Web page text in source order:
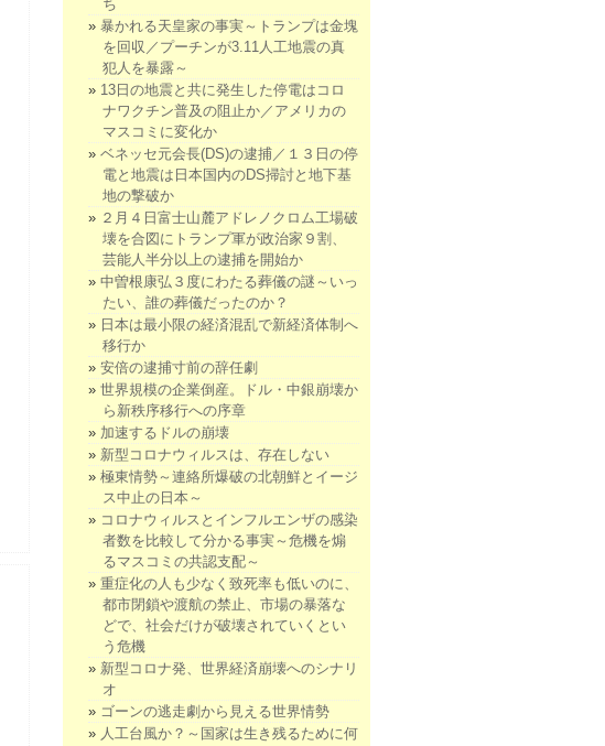
ち
暴かれる天皇家の事実～トランプは金塊
を回収／プーチンが3.11人工地震の真
犯人を暴露～
13日の地震と共に発生した停電はコロ
ナワクチン普及の阻止か／アメリカの
マスコミに変化か
ベネッセ元会長(DS)の逮捕／１３日の停
電と地震は日本国内のDS掃討と地下基
地の撃破か
２月４日富士山麓アドレノクロム工場破
壊を合図にトランプ軍が政治家９割、
芸能人半分以上の逮捕を開始か
中曽根康弘３度にわたる葬儀の謎～いっ
たい、誰の葬儀だったのか？
日本は最小限の経済混乱で新経済体制へ
移行か
安倍の逮捕寸前の辞任劇
世界規模の企業倒産。ドル・中銀崩壊か
ら新秩序移行への序章
加速するドルの崩壊
新型コロナウィルスは、存在しない
極東情勢～連絡所爆破の北朝鮮とイージ
ス中止の日本～
コロナウィルスとインフルエンザの感染
者数を比較して分かる事実～危機を煽
るマスコミの共認支配～
重症化の人も少なく致死率も低いのに、
都市閉鎖や渡航の禁止、市場の暴落な
どで、社会だけが破壊されていくとい
う危機
新型コロナ発、世界経済崩壊へのシナリ
オ
ゴーンの逃走劇から見える世界情勢
人工台風か？～国家は生き残るために何